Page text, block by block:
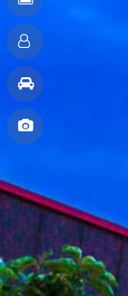
으
로
펜
션
전
경
객
실
내
주
관
토
앨
범